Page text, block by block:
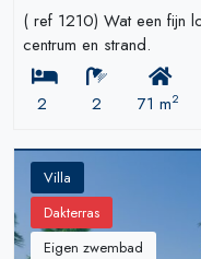
( ref 1210) Wat een fijn
centrum en strand.
2 2 71 m2
Villa
Dakterras
Eigen zwembad